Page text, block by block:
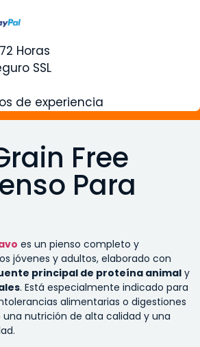
Horas
SSL
de experiencia
Free
Para
es un pienso completo y
jóvenes y adultos, elaborado con
principal de proteína animal y
. Está especialmente indicado para
alimentarias o digestiones
una nutrición de alta calidad y una